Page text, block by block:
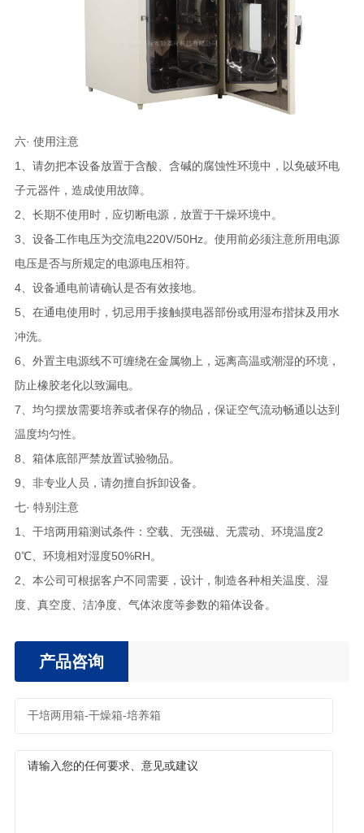
六· 使用注意
1、请勿把本设备放置于含酸、含碱的腐蚀性环境中，以免破环电
子元器件，造成使用故障。
2、长期不使用时，应切断电源，放置于干燥环境中。
3、设备工作电压为交流电220V/50Hz。使用前必须注意所用电源
电压是否与所规定的电源电压相符。
4、设备通电前请确认是否有效接地。
5、在通电使用时，切忌用手接触摸电器部份或用湿布揩抹及用水
冲洗。
6、外置主电源线不可缠绕在金属物上，远离高温或潮湿的环境，
防止橡胶老化以致漏电。
7、均匀摆放需要培养或者保存的物品，保证空气流动畅通以达到
温度均匀性。
8、箱体底部严禁放置试验物品。
9、非专业人员，请勿擅自拆卸设备。
七· 特别注意
1、干培两用箱测试条件：空载、无强磁、无震动、环境温度2
0℃、环境相对湿度50%RH。
2、本公司可根据客户不同需要，设计，制造各种相关温度、湿
度、真空度、洁净度、气体浓度等参数的箱体设备。
产品咨询